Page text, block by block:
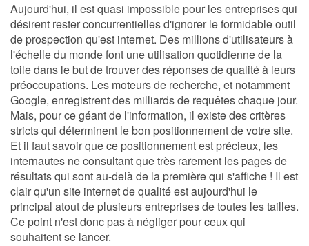
Aujourd'hui, il est quasi impossible pour les entreprises qui
désirent rester concurrentielles d'ignorer le formidable outil
de prospection qu'est internet. Des millions d'utilisateurs à
l'échelle du monde font une utilisation quotidienne de la
toile dans le but de trouver des réponses de qualité à leurs
préoccupations. Les moteurs de recherche, et notamment
Google, enregistrent des milliards de requêtes chaque jour.
Mais, pour ce géant de l'information, il existe des critères
stricts qui déterminent le bon positionnement de votre site.
Et il faut savoir que ce positionnement est précieux, les
internautes ne consultant que très rarement les pages de
résultats qui sont au-delà de la première qui s'affiche ! Il est
clair qu'un site internet de qualité est aujourd'hui le
principal atout de plusieurs entreprises de toutes les tailles.
Ce point n'est donc pas à négliger pour ceux qui
souhaitent se lancer.